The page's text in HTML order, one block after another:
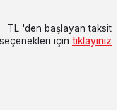
TL 'den başlayan taksit
seçenekleri için tıklayınız